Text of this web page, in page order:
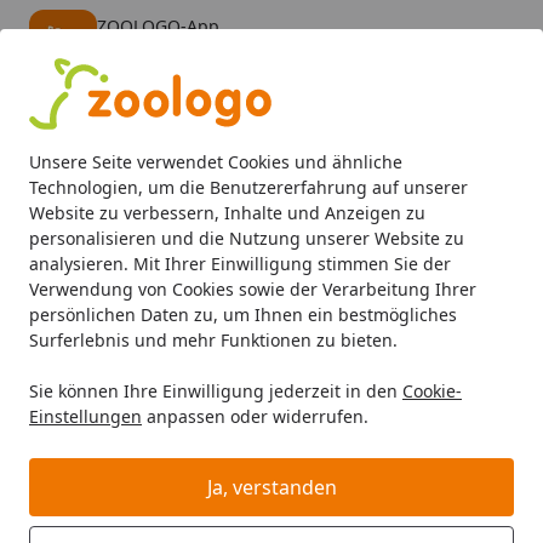
Unsere Seite verwendet Cookies und ähnliche
Technologien, um die Benutzererfahrung auf unserer
Website zu verbessern, Inhalte und Anzeigen zu
personalisieren und die Nutzung unserer Website zu
analysieren. Mit Ihrer Einwilligung stimmen Sie der
Verwendung von Cookies sowie der Verarbeitung Ihrer
persönlichen Daten zu, um Ihnen ein bestmögliches
Surferlebnis und mehr Funktionen zu bieten.
Sie können Ihre Einwilligung jederzeit in den Cookie-
Einstellungen anpassen oder widerrufen.
Ja, verstanden
ZOOLOGO-App
Alle Produkte
Mein Konto
Suchen
Startseite
Hund Hundefutter BARF & Frostfutter Komplettmenüs
Die Futtermacher - Huhn und Lachs
500g